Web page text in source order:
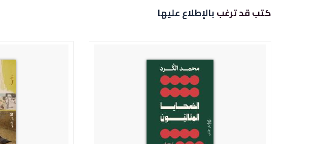
كتب قد ترغببالإطلاع عليها